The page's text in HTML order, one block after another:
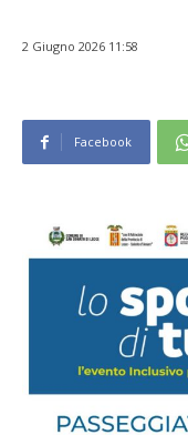
2 Giugno 2026 11:58
Facebook